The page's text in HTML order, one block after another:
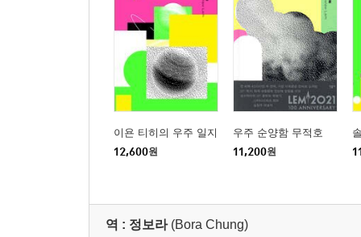
이욘 티히의 우주 일지
12,600원
우주 순양함 무적호
11,200원
역 : 정보라 (Bora Chung)